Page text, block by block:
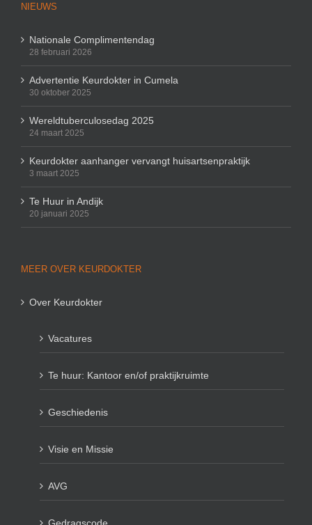
NIEUWS
Nationale Complimentendag
28 februari 2026
Advertentie Keurdokter in Cumela
30 oktober 2025
Wereldtuberculosedag 2025
24 maart 2025
Keurdokter aanhanger vervangt huisartsenpraktijk
3 maart 2025
Te Huur in Andijk
20 januari 2025
MEER OVER KEURDOKTER
Over Keurdokter
Vacatures
Te huur: Kantoor en/of praktijkruimte
Geschiedenis
Visie en Missie
AVG